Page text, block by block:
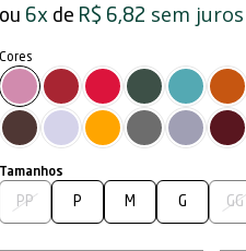
6x R$ 6,82 sem juros
PP P M G GG